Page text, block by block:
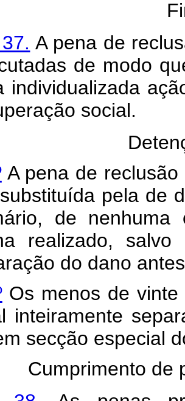
A pena de
de modo
individualizada
social.
A pena de reclusão
pela de
de nenhuma
realizado, salvo
do dano
Os menos de vinte
inteiramente
secção especial
Cumprimento de